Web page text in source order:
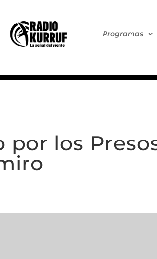
Programas
por los